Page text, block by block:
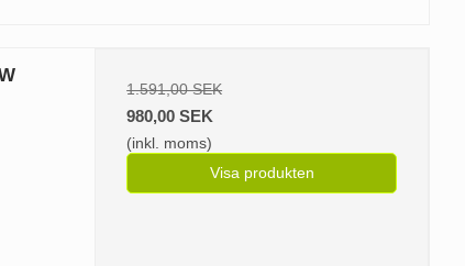
1.591,00 SEK
980,00 SEK
(inkl. moms)
Visa produkten